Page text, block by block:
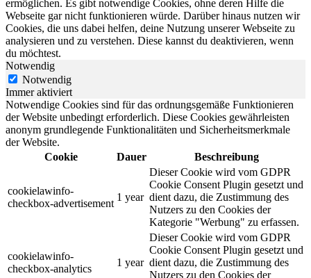
ermöglichen. Es gibt notwendige Cookies, ohne deren Hilfe die
Webseite gar nicht funktionieren würde. Darüber hinaus nutzen wir
Cookies, die uns dabei helfen, deine Nutzung unserer Webseite zu
analysieren und zu verstehen. Diese kannst du deaktivieren, wenn
du möchtest.
Notwendig
Notwendig
Immer aktiviert
Notwendige Cookies sind für das ordnungsgemäße Funktionieren
der Website unbedingt erforderlich. Diese Cookies gewährleisten
anonym grundlegende Funktionalitäten und Sicherheitsmerkmale
der Website.
Cookie
Dauer Beschreibung
cookielawinfo-
checkbox-advertisement
1 year
Dieser Cookie wird vom GDPR
Cookie Consent Plugin gesetzt und
dient dazu, die Zustimmung des
Nutzers zu den Cookies der
Kategorie "Werbung" zu erfassen.
cookielawinfo-
checkbox-analytics
1 year
Dieser Cookie wird vom GDPR
Cookie Consent Plugin gesetzt und
dient dazu, die Zustimmung des
Nutzers zu den Cookies der